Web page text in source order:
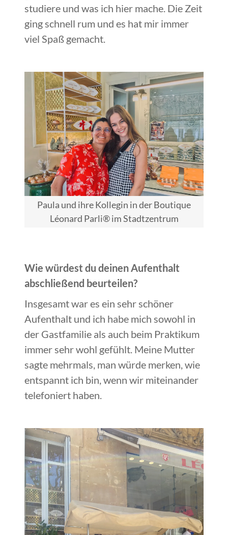
studiere und was ich hier mache. Die Zeit
ging schnell rum und es hat mir immer
viel Spaß gemacht.
Paula und ihre Kollegin in der Boutique
Léonard Parli® im Stadtzentrum
Wie würdest du deinen Aufenthalt
abschließend beurteilen?
Insgesamt war es ein sehr schöner
Aufenthalt und ich habe mich sowohl in
der Gastfamilie als auch beim Praktikum
immer sehr wohl gefühlt. Meine Mutter
sagte mehrmals, man würde merken, wie
entspannt ich bin, wenn wir miteinander
telefoniert haben.